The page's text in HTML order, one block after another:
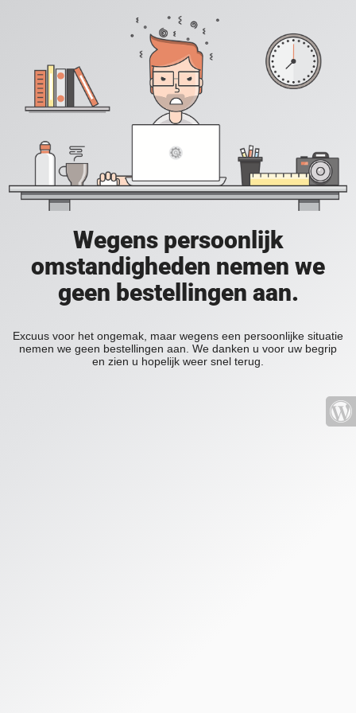
Wegens persoonlijk
omstandigheden nemen we
geen bestellingen aan.
Excuus voor het ongemak, maar wegens een persoonlijke situatie
nemen we geen bestellingen aan. We danken u voor uw begrip
en zien u hopelijk weer snel terug.